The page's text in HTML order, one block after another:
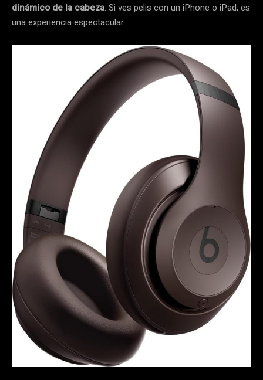
dinámico de la cabeza. Si ves pelis con un iPhone o iPad, es
una experiencia espectacular.